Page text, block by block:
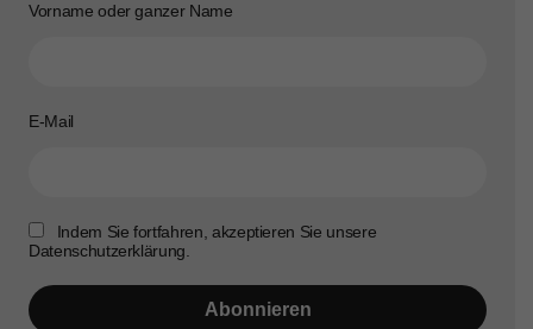
Vorname oder ganzer Name
E-Mail
Indem Sie fortfahren, akzeptieren Sie unsere
Datenschutzerklärung.